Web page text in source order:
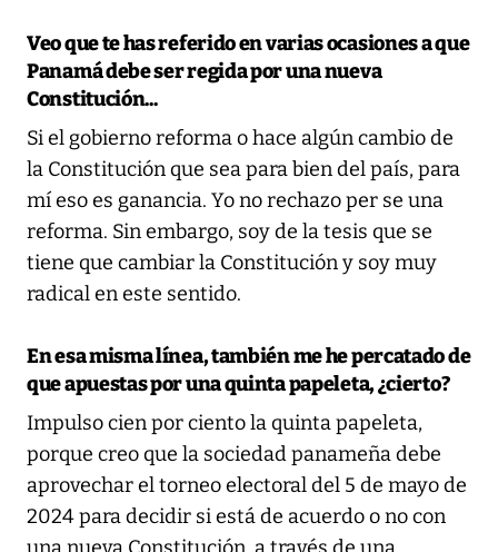
Veo que te has referido en varias ocasiones a que
Panamá debe ser regida por una nueva
Constitución...
Si el gobierno reforma o hace algún cambio de
la Constitución que sea para bien del país, para
mí eso es ganancia. Yo no rechazo per se una
reforma. Sin embargo, soy de la tesis que se
tiene que cambiar la Constitución y soy muy
radical en este sentido.
En esa misma línea, también me he percatado de
que apuestas por una quinta papeleta, ¿cierto?
Impulso cien por ciento la quinta papeleta,
porque creo que la sociedad panameña debe
aprovechar el torneo electoral del 5 de mayo de
2024 para decidir si está de acuerdo o no con